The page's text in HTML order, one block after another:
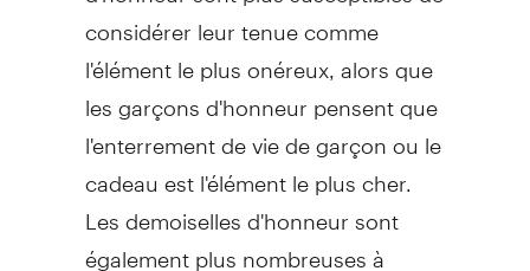
considérer leur tenue comme
l'élément le plus onéreux, alors que
les garçons d'honneur pensent que
l'enterrement de vie de garçon ou le
cadeau est l'élément le plus cher.
Les demoiselles d'honneur sont
également plus nombreuses à